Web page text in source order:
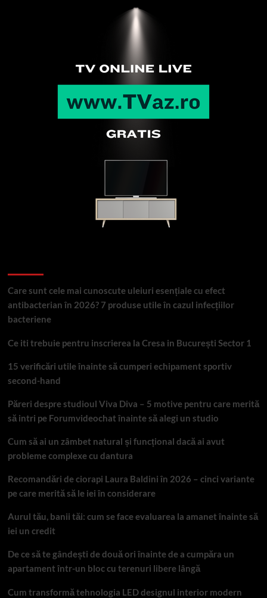
Care sunt cele mai cunoscute uleiuri esențiale cu efect
antibacterian în 2026? 7 produse utile în cazul infecțiilor
bacteriene
Ce iti trebuie pentru inscrierea la Cresa in București Sector 1
15 verificări utile înainte să cumperi echipament sportiv
second-hand
Păreri despre studioul Viva Diva – 5 motive pentru care merită
să intri pe Forumvideochat înainte să alegi un studio
Cum să ai un zâmbet natural și funcțional dacă ai avut
probleme complexe cu dantura
Recomandări de ciorapi Laura Baldini în 2026 – cinci variante
pe care merită să le iei în considerare
Aurul tău, banii tăi: cum se face evaluarea la amanet înainte să
iei un credit
De ce să te gândești de două ori înainte de a cumpăra un
apartament într-un bloc cu terenuri libere lângă
Cum transformă tehnologia LED designul interior modern